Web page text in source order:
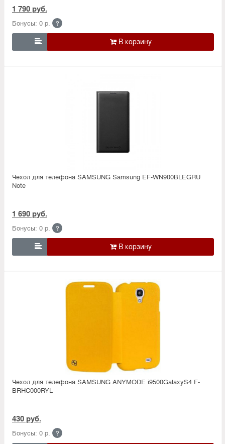
1 790 руб.
Бонусы: 0 р. ?

Чехол для телефона SAMSUNG Samsung EF-WN900BLEGRU
Note
1 690 руб.
Бонусы: 0 р. ?

Чехол для телефона SAMSUNG ANYMODE i9500GalaxyS4 F-
BRHC000RYL
430 руб.
Бонусы: 0 р. ?